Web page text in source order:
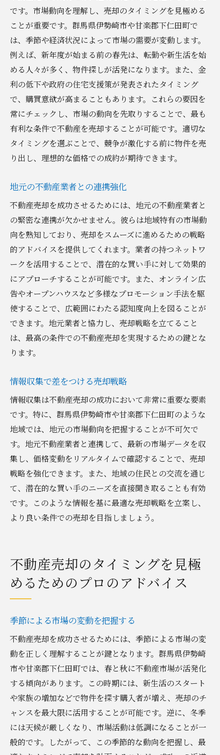
です。市場動向を理解し、売却のタイミングを見極める
ことが重要です。群馬県伊勢崎市や甘楽郡下仁田町で
は、季節や経済状況によって市場の需要が変動します。
例えば、新年度が始まる前の春先は、転勤や新生活を始
める人々が多く、物件探しが活発になります。また、金
利の低下や政府の住宅支援策が発表されたタイミング
で、購買意欲が高まることもあります。これらの要因を
常にチェックし、市場の動向を先取りすることで、最も
有利な条件で不動産を売却することが可能です。適切な
タイミングを選ぶことで、競争が激化する前に物件を売
り出し、理想的な価格での成約が期待できます。
地元の不動産業者との連携強化
不動産売却を成功させるためには、地元の不動産業者と
の緊密な連携が欠かせません。彼らは地域特有の市場動
向を熟知しており、売却をスムーズに進めるための戦略
的アドバイスを提供してくれます。業者の持つネットワ
ークを活用することで、潜在的な買い手に対して効果的
にアプローチすることが可能です。また、オンライン広
告やオープンハウスなど多様なプロモーション手法を駆
使することで、広範囲にわたる認知度向上を図ることが
できます。地元業者と協力し、売却戦略を立てること
は、最高の条件での不動産売却を実現するための鍵とな
ります。
情報収集で差をつける売却戦略
情報収集は不動産売却の成功において非常に重要な要素
です。特に、群馬県伊勢崎市や甘楽郡下仁田町のような
地域では、地元の市場動向を把握することが不可欠で
す。地元不動産業者と連携して、最新の市場データを収
集し、価格変動をリアルタイムで確認することで、売却
戦略を強化できます。また、地域の住民との交流を通じ
て、潜在的な買い手のニーズを直接聞き取ることも有効
です。このような情報を基に最適な売却戦略を立案し、
より良い条件での売却を目指しましょう。
不動産売却のタイミングを見極
めるためのプロのアドバイス
季節による市場の変動を把握する
不動産売却を成功させるためには、季節による市場の変
動を正しく理解することが鍵となります。群馬県伊勢崎
市や甘楽郡下仁田町では、春と秋に不動産市場が活発化
する傾向があります。この時期には、新生活のスタート
や家族の増加などで物件を探す購入者が増え、売却のチ
ャンスを最大限に活用することが可能です。逆に、冬季
には天候が厳しくなり、市場活動は低調になることが一
般的です。したがって、この季節的な動向を把握し、最